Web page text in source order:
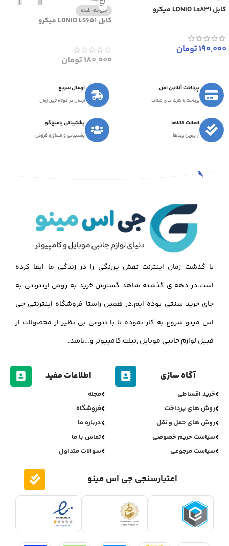
کابل LDNIO Ls831 میکرو
190,000تومان
فروخته شده
کابل LDNIO LS651 میکرو
180,000تومان
پرداخت آنلاین امن
پرداخت با کارت های شتاب
ارسال سریع
ارسال در کوتاه ترین زمان
اصالت کالاها
از برترین برندها
پشتیبانی پاسخ‌گو
پشتیبانی و مشاوره فروش
با گذشت زمان اینترنت نقش پررنگی را در زندگی ما ایفا کرده
است.در دهه ی گذشته شاهد گسترش خرید به روش اینترنتی به
جای خرید سنتی بوده ایم.در همین راستا فروشگاه اینترنتی جی
اس مینو شروع به کار نموده تا با تنوعی بی نظیر از محصولات از
قبیل لوازم جانبی موبایل ,تبلت,کامپیوتر و…باشد.
آگاه سازی
خرید اقساطی
روش های پرداخت
روش های حمل و نقل
سیاست حریم خصوصی
سیاست مرجوعی
اطلاعات مفید
مجله
فروشگاه
درباره ما
تماس با ما
سوالات متداول
اعتبارسنجی جی اس مینو